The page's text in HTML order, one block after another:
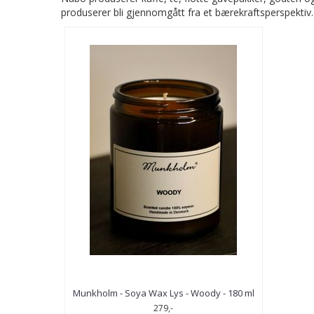
produserer bli gjennomgått fra et
Munkholm - Soya Wax Lys - Woody - 180 ml
279,-